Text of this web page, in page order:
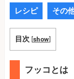
レシピ その
目次 [show]
フッコとは